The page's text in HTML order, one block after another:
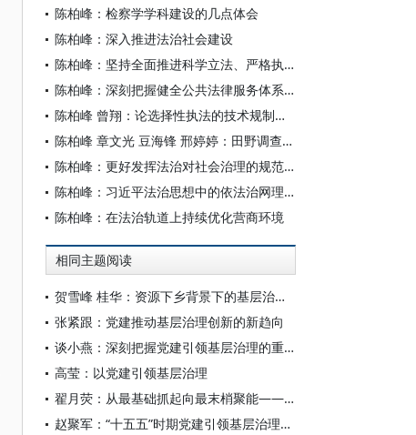
陈柏峰：检察学学科建设的几点体会
陈柏峰：深入推进法治社会建设
陈柏峰：坚持全面推进科学立法、严格执法、公正司法、全民守法
陈柏峰：深刻把握健全公共法律服务体系的丰富内涵和重点任务
陈柏峰 曾翔：论选择性执法的技术规制——从“卫片执法”展开
陈柏峰 章文光 豆海锋 邢婷婷：田野调查：扎根基层沃土 锤炼学术真功
陈柏峰：更好发挥法治对社会治理的规范和保障作用
陈柏峰：习近平法治思想中的依法治网理论
陈柏峰：在法治轨道上持续优化营商环境
相同主题阅读
贺雪峰 桂华：资源下乡背景下的基层治理重塑与改进
张紧跟：党建推动基层治理创新的新趋向
谈小燕：深刻把握党建引领基层治理的重大意义与重要要求
高莹：以党建引领基层治理
翟月荧：从最基础抓起向最末梢聚能——青岛西海岸新区推进党建引领城乡基层治理的实践探索
赵聚军：“十五五”时期党建引领基层治理创新的结构情境与效能优化